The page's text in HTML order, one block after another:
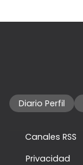
Diario Perfil
Canales RSS
Privacidad